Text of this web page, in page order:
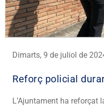
Dimarts, 9 de juliol de
Reforç policial
L’Ajuntament ha reforçat